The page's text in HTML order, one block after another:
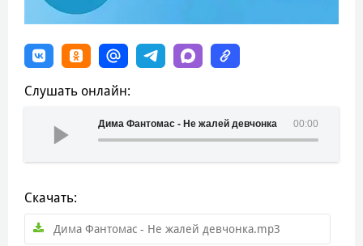
Слушать онлайн:
00:00
Дима Фантомас - Не жалей девчонка
Скачать:
Дима Фантомас - Не жалей девчонка.mp3